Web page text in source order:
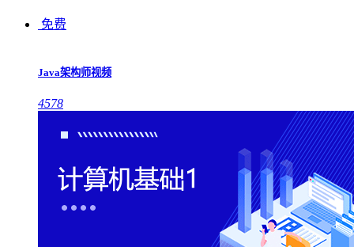
免费
Java架构师视频
4578